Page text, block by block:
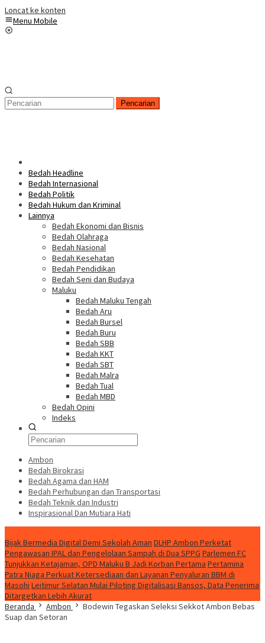
Loncat ke konten
Menu Mobile
Pencarian
Bedah Headline
Bedah Internasional
Bedah Politik
Bedah Hukum dan Kriminal
Lainnya
Bedah Ekonomi dan Bisnis
Bedah Olahraga
Bedah Nasional
Bedah Kesehatan
Bedah Pendidikan
Bedah Seni dan Budaya
Maluku
Bedah Maluku Tengah
Bedah Aru
Bedah Bursel
Bedah Buru
Bedah SBB
Bedah KKT
Bedah SBT
Bedah Malra
Bedah Tual
Bedah MBD
Bedah Opini
Indeks
Ambon
Bedah Birokrasi
Bedah Agama dan HAM
Bedah Perhubungan dan Transportasi
Bedah Teknik dan Industri
Inspirasional Dan Mutiara Hati
Bijak Bermedia Digital Demi Sekolah Aman DLHP Ambon Perketat
Pengawasan IPAL dan Pengelolaan Sampah di Dua SPPG Parlemen FC
Tunjukkan Ketajaman, OPD Maluku B Jadi Korban Pertama Pertamina
Patra Niaga Perkuat Ketersediaan dan Layanan Penyaluran BBM di
Masohi Leitimur Selatan Mulai Piloting Digitalisasi Bansos, Data Penerima
Ditargetkan Lebih Akurat
Beranda
Ambon
Bodewin Tegaskan Seleksi Sekkot Ambon Bebas
Suap dan Setoran